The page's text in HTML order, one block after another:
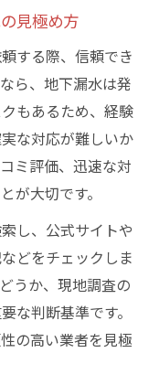
見極め方
する際、信頼でき
ら、地下漏水は発
もあるため、経験
な対応が難しいか
ミ評価、迅速な対
が大切です。
し、公式サイトや
どをチェックしま
うか、現地調査の
な判断基準です。
の高い業者を見極